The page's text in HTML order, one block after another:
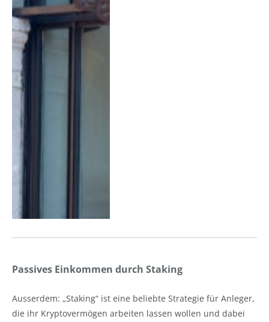
Passives Einkommen durch Staking
Ausserdem: „Staking“ ist eine beliebte Strategie für Anleger,
die ihr Kryptovermögen arbeiten lassen wollen und dabei